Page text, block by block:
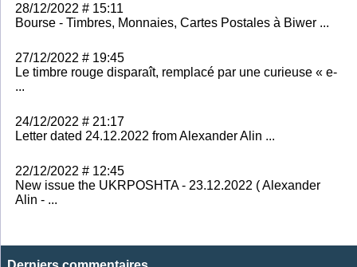
28/12/2022 # 15:11
Bourse - Timbres, Monnaies, Cartes Postales à Biwer ...
27/12/2022 # 19:45
Le timbre rouge disparaît, remplacé par une curieuse « e-
...
24/12/2022 # 21:17
Letter dated 24.12.2022 from Alexander Alin ...
22/12/2022 # 12:45
New issue the UKRPOSHTA - 23.12.2022 ( Alexander
Alin - ...